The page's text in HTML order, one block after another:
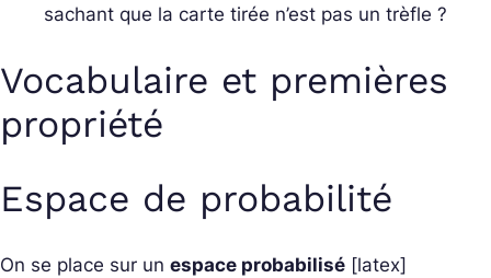
sachant que la carte tirée n’est pas un trèfle ?
Vocabulaire et premières
propriété
Espace de probabilité
On se place sur un espace probabilisé [latex]